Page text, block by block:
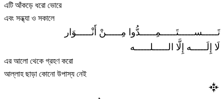
এটি আঁকড়ে ধরো ভোরে
এবং সন্ধ্যা ও সকালে
تَـــــســـــتَـــــمِـــــدُّوا مِـــــنْ أَنْـــــوَار
لَا إِلَـــــه إِلَّا الـــــلـــــه
এর আলো থেকে গ্রহণ করো
আল্লাহ ছাড়া কোনো উপাস্য নেই